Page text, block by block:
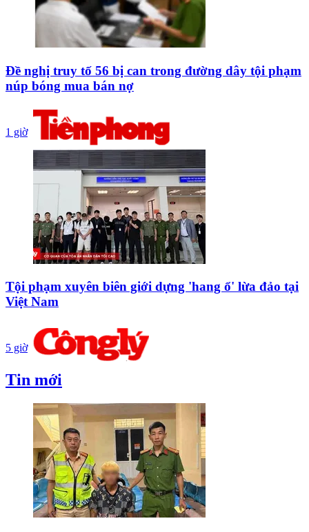
Đề nghị truy tố 56 bị can trong đường dây tội phạm
núp bóng mua bán nợ
1 giờ
Tội phạm xuyên biên giới dựng 'hang ổ' lừa đảo tại
Việt Nam
5 giờ
Tin mới